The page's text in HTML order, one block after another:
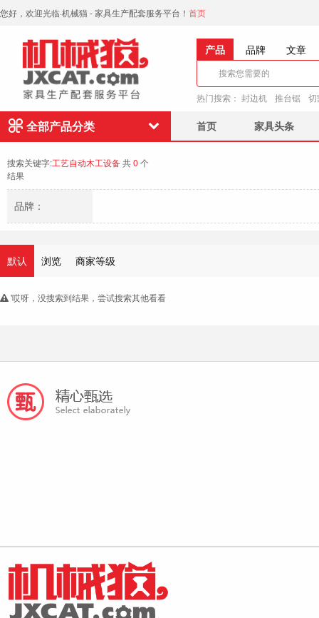
您好，欢迎光临·机械猫 - 家具生产配套服务平台！ 首页
产品 品牌 文章
热门搜索： 封边机 推台锯 切
全部产品分类 首页 家具头条
搜索关键字:工艺自动木工设备共0 个
结果
品牌：
默认 浏览 商家等级
'哎呀，没搜索到结果，尝试搜索其他看看